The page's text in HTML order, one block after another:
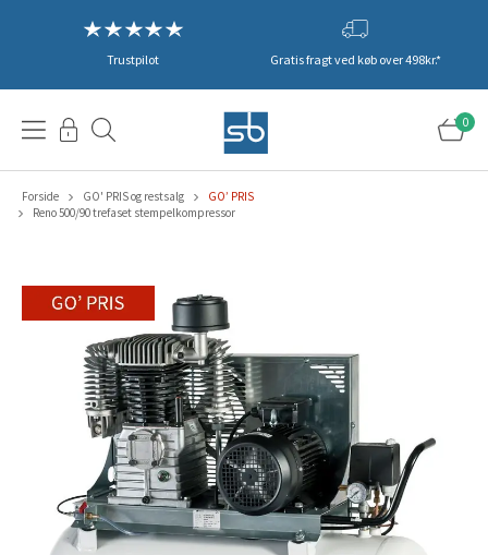
Trustpilot Gratis fragt ved køb over 498kr.*
0
Forside GO' PRIS og restsalg
GO’ PRIS
Reno 500/90 trefaset stempelkompressor